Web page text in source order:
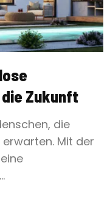
Zukunft
die
Mit der